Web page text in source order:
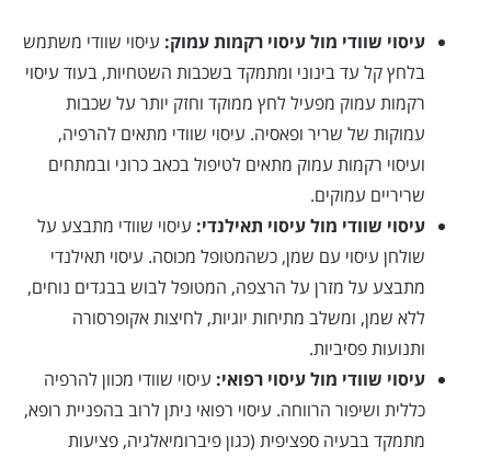
עיסוי שוודי מול עיסוי רקמות עמוק: עיסוי שוודי משתמש
בלחץ קל עד בינוני ומתמקד בשכבות השטחיות, בעוד עיסוי
רקמות עמוק מפעיל לחץ ממוקד וחזק יותר על שכבות
עמוקות של שריר ופאסיה. עיסוי שוודי מתאים להרפיה,
ועיסוי רקמות עמוק מתאים לטיפול בכאב כרוני ובמתחים
שריריים עמוקים.
עיסוי שוודי מול עיסוי תאילנדי: עיסוי שוודי מתבצע על
שולחן עיסוי עם שמן, כשהמטופל מכוסה. עיסוי תאילנדי
מתבצע על מזרן על הרצפה, המטופל לבוש בבגדים נוחים,
ללא שמן, ומשלב מתיחות יוגיות, לחיצות אקופרסורה
ותנועות פסיביות.
עיסוי שוודי מול עיסוי רפואי: עיסוי שוודי מכוון להרפיה
כללית ושיפור הרווחה. עיסוי רפואי ניתן לרוב בהפניית רופא,
מתמקד בבעיה ספציפית (כגון פיברומיאלגיה, פציעות